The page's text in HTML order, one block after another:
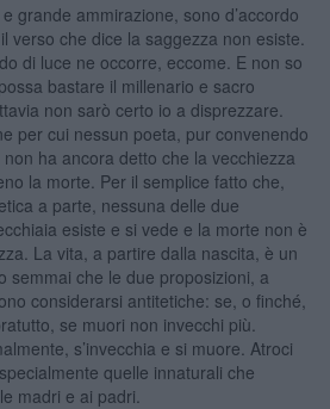
grande ammirazione, sono d’accordo
verso che dice la saggezza non esiste.
di luce ne occorre, eccome. E non so
bastare il millenario e sacro
non sarò certo io a disprezzare.
per cui nessun poeta, pur convenendo
non ha ancora detto che la vecchiezza
la morte. Per il semplice fatto che,
a parte, nessuna delle due
esiste e si vede e la morte non è
La vita, a partire dalla nascita, è un
semmai che le due proposizioni, a
considerarsi antitetiche: se, o finché,
se muori non invecchi più.
s’invecchia e si muore. Atroci
quelle innaturali che
madri e ai padri.